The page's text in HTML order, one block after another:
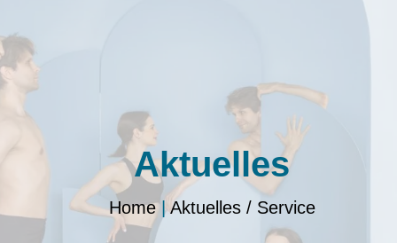
Aktuelles
Home|Aktuelles / Service